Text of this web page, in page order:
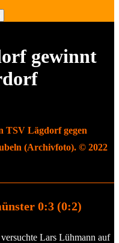
gewinnt
TSV Lägdorf gegen
(Archivfoto). © 2022
0:3 (0:2)
Lars Lühmann auf